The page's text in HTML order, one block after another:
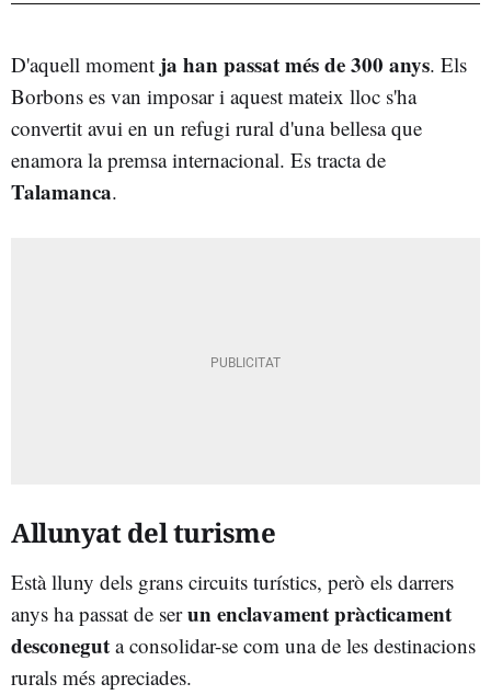
D'aquell moment ja han passat més de 300 anys. Els
Borbons es van imposar i aquest mateix lloc s'ha
convertit avui en un refugi rural d'una bellesa que
enamora la premsa internacional. Es tracta de
Talamanca.
Allunyat del turisme
Està lluny dels grans circuits turístics, però els darrers
anys ha passat de serun enclavament pràcticament
desconegut a consolidar-se com una de les destinacions
rurals més apreciades.